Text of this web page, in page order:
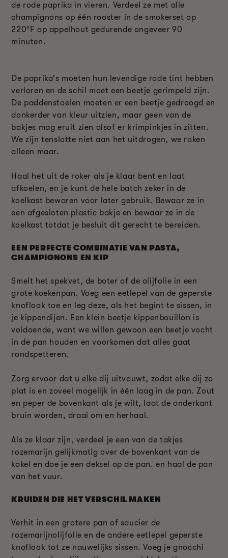
de rode paprika in vieren. Verdeel ze met alle
champignons op één rooster in de smokerset op
220ºF op appelhout gedurende ongeveer 90
minuten.
De paprika's moeten hun levendige rode tint hebben
verloren en de schil moet een beetje gerimpeld zijn.
De paddenstoelen moeten er een beetje gedroogd en
donkerder van kleur uitzien, maar geen van de
bakjes mag eruit zien alsof er krimpinkjes in zitten.
We zijn tenslotte niet aan het uitdrogen, we roken
alleen maar.
Haal het uit de roker als je klaar bent en laat
afkoelen, en je kunt de hele batch zeker in de
koelkast bewaren voor later gebruik. Bewaar ze in
een afgesloten plastic bakje en bewaar ze in de
koelkast totdat je besluit dit gerecht te bereiden.
EEN PERFECTE COMBINATIE VAN PASTA,
CHAMPIGNONS EN KIP
Smelt het spekvet, de boter of de olijfolie in een
grote koekenpan. Voeg een eetlepel van de geperste
knoflook toe en leg deze, als het begint te sissen, in
je kippendijen. Een klein beetje kippenbouillon is
voldoende, want we willen gewoon een beetje vocht
in de pan houden en voorkomen dat alles gaat
rondspetteren.
Zorg ervoor dat u elke dij uitvouwt, zodat elke dij zo
plat is en zoveel mogelijk in één laag in de pan. Zout
en peper de bovenkant als je wilt, laat de onderkant
bruin worden, draai om en herhaal.
Als ze klaar zijn, verdeel je een van de takjes
rozemarijn gelijkmatig over de bovenkant van de
kakel en doe je een deksel op de pan. en haal de pan
van het vuur.
KRUIDEN DIE HET VERSCHIL MAKEN
Verhit in een grotere pan of saucier de
rozemarijnolijfolie en de andere eetlepel geperste
knoflook tot ze nauwelijks sissen. Voeg je gnocchi